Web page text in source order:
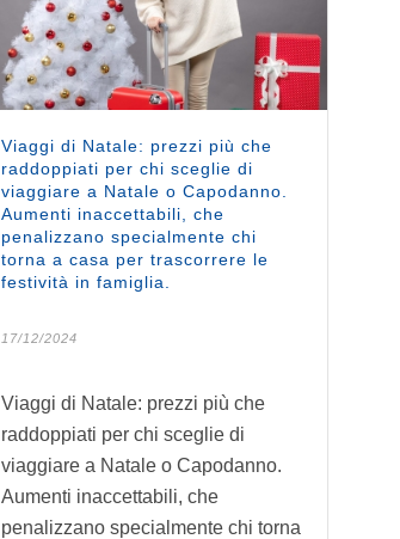
Viaggi di Natale: prezzi più che
raddoppiati per chi sceglie di
viaggiare a Natale o Capodanno.
Aumenti inaccettabili, che
penalizzano specialmente chi
torna a casa per trascorrere le
festività in famiglia.
17/12/2024
Viaggi di Natale: prezzi più che
raddoppiati per chi sceglie di
viaggiare a Natale o Capodanno.
Aumenti inaccettabili, che
penalizzano specialmente chi torna